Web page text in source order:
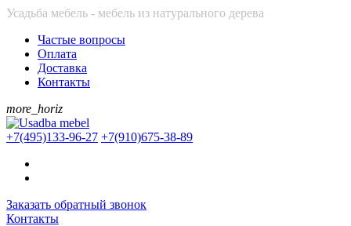
Усадьба мебель - мебель из натурального дерева
Частые вопросы
Оплата
Доставка
Контакты
more_horiz
+7(495)133-96-27 +7(910)675-38-89
Заказать обратный звонок
Контакты